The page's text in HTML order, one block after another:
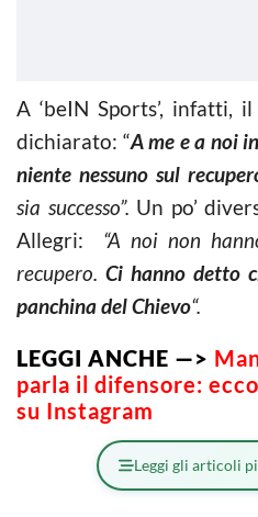
A ‘beIN Sports’, infatti,
dichiarato: “A me e a noi
niente nessuno sul
sia successo”. Un po’
Allegri: “A noi non
recupero. Ci hanno detto
panchina del Chievo“.
LEGGI ANCHE —>
parla il difensore:
su Instagram
Leggi gli articoli